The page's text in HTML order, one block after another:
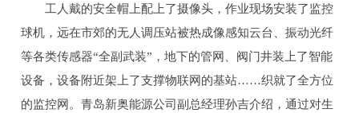
工人戴的安全帽上配上了摄像头，作业现场安装了监控
球机，远在市郊的无人调压站被热成像感知云台、振动光纤
等各类传感器“全副武装”，地下的管网、阀门井装上了智能
设备，设备附近架上了支撑物联网的基站……织就了全方位
的监控网。青岛新奥能源公司副总经理孙吉介绍，通过对生